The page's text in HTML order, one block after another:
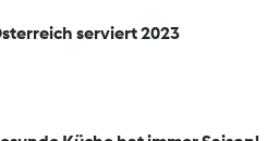
serviert 2023